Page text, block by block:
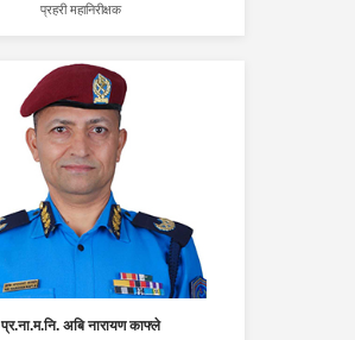
प्रहरी महानिरीक्षक
प्र.ना.म.नि. अबि नारायण काफ्ले